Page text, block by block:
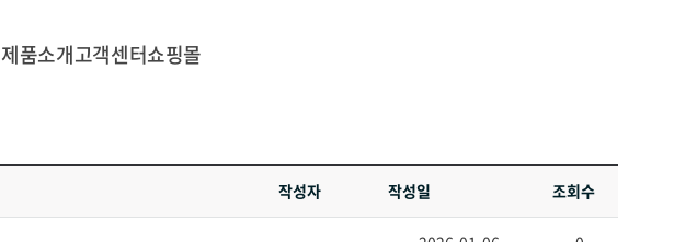
제품소개고객센터쇼핑몰
작성자 작성일 조회수